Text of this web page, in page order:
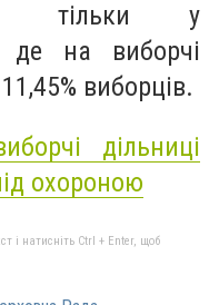
тільки у
де на виборчі
виборців.
дільниці
охороною
і натисніть Ctrl + Enter, щоб